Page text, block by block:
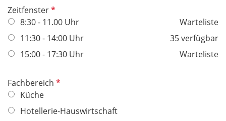
l
d
h
t
f
e
ZeitfensterP
f
l
c
t
e
8:30 - 11.00 Uhr
Warteliste
11:30 - 14:00 Uhr
35 verfügbar
15:00 - 17:30 Uhr
Warteliste
Fachbereich P
Küche
Hotellerie-Hauswirtschaft